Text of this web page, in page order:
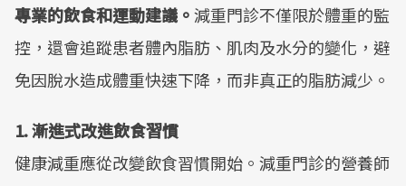
專業的飲食和運動建議。減重門診不僅限於體重的監
控，還會追蹤患者體內脂肪、肌肉及水分的變化，避
免因脫水造成體重快速下降，而非真正的脂肪減少。
1. 漸進式改進飲食習慣
健康減重應從改變飲食習慣開始。減重門診的營養師